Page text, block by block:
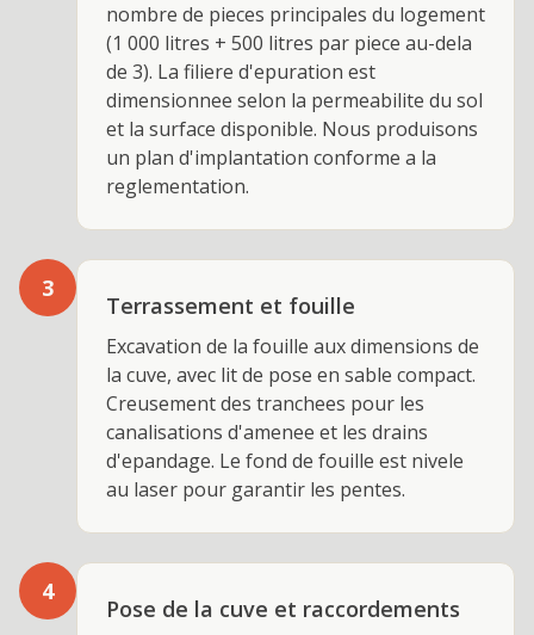
nombre de pieces principales du logement
(1 000 litres + 500 litres par piece au-dela
de 3). La filiere d'epuration est
dimensionnee selon la permeabilite du sol
et la surface disponible. Nous produisons
un plan d'implantation conforme a la
reglementation.
3
Terrassement et fouille
Excavation de la fouille aux dimensions de
la cuve, avec lit de pose en sable compact.
Creusement des tranchees pour les
canalisations d'amenee et les drains
d'epandage. Le fond de fouille est nivele
au laser pour garantir les pentes.
4
Pose de la cuve et raccordements